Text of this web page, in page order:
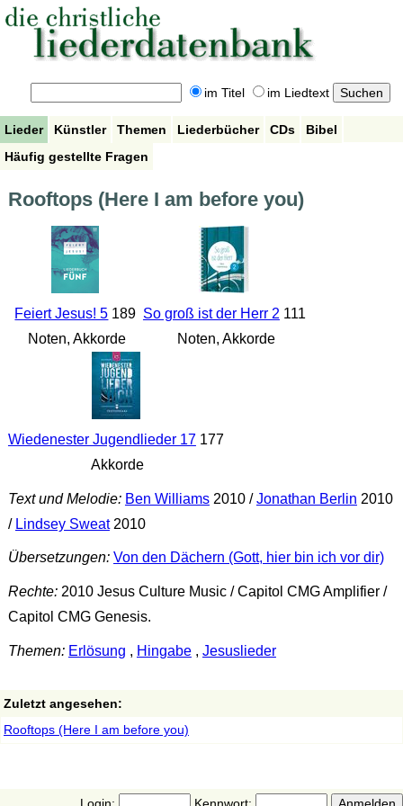
im Titel im Liedtext
Lieder Künstler Themen Liederbücher CDs
Bibel
Häufig gestellte Fragen
Rooftops (Here I am before you)
Feiert Jesus! 5 189
Noten, Akkorde
So groß ist der Herr 2 111
Noten, Akkorde
Wiedenester Jugendlieder 17177
Akkorde
Text und Melodie: Ben Williams2010 /Jonathan Berlin 2010
/ Lindsey Sweat2010
Übersetzungen: Von den Dächern (Gott, hier bin ich vor dir)
Rechte:2010 Jesus Culture Music / Capitol CMG Amplifier /
Capitol CMG Genesis.
Themen: Erlösung , Hingabe, Jesuslieder
Zuletzt angesehen:
Rooftops (Here I am before you)